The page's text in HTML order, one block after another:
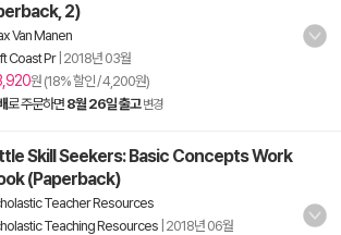
2)
Van Manen
Coast Pr| 2018년 03월
원 (18% 할인 / 4,200원)
로 주문하면 8월 26일 출고 변경
Skill Seekers: Basic Concepts Work
(Paperback)
Teacher Resources
Teaching Resources 2018년 06월